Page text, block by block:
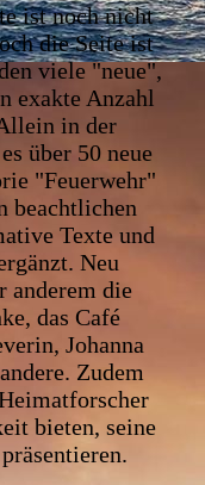
ist noch nicht
die Seite ist
viele "neue",
exakte Anzahl
in der
über 50 neue
"Feuerwehr"
beachtlichen
Texte und
Neu
anderem die
das Café
Johanna
Zudem
bieten, seine